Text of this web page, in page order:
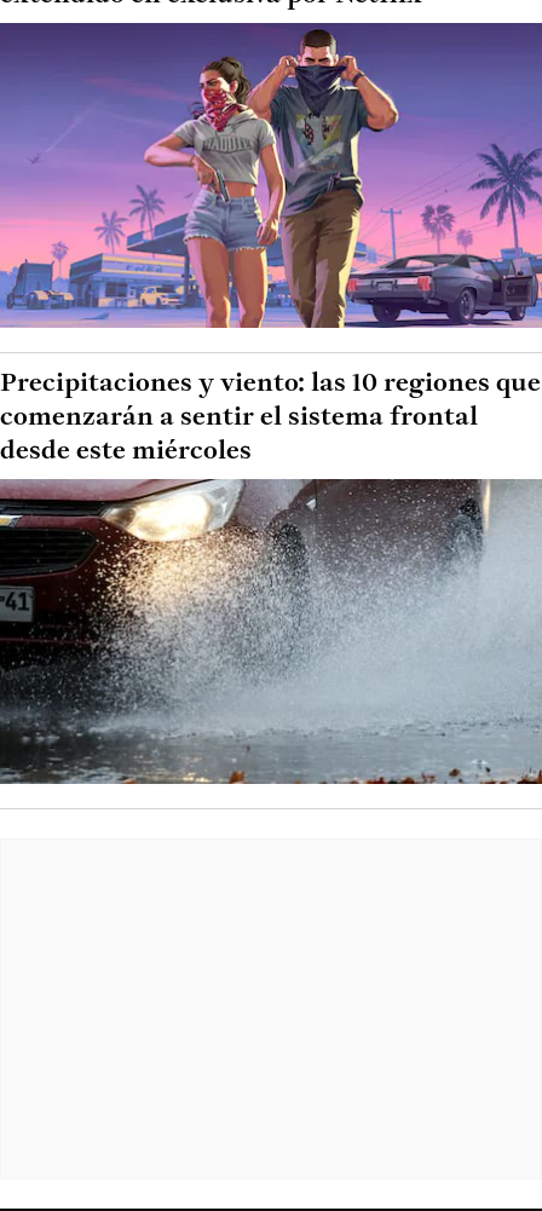
Precipitaciones y viento: las 10 regiones que
comenzarán a sentir el sistema frontal
desde este miércoles